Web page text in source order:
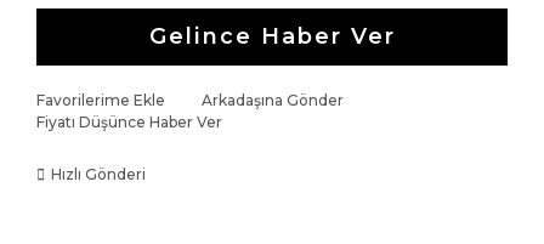
Gelince Haber Ver
Favorilerime Ekle
Arkadaşına Gönder
Fiyatı Düşünce Haber Ver
Hızlı Gönderi